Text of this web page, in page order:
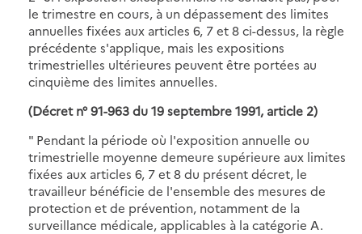
le trimestre en cours, à un dépassement des limites
annuelles fixées aux articles 6, 7 et 8 ci-dessus, la règle
précédente s'applique, mais les expositions
trimestrielles ultérieures peuvent être portées au
cinquième des limites annuelles.
(Décret n° 91-963 du 19 septembre 1991, article 2)
" Pendant la période où l'exposition annuelle ou
trimestrielle moyenne demeure supérieure aux limites
fixées aux articles 6, 7 et 8 du présent décret, le
travailleur bénéficie de l'ensemble des mesures de
protection et de prévention, notamment de la
surveillance médicale, applicables à la catégorie A.